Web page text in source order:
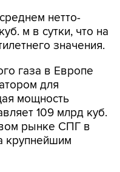
нетто-
м в сутки, что на
значения.
газа в Европе
для
мощность
109 млрд куб.
рынке СПГ в
крупнейшим